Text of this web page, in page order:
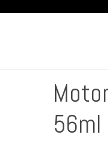
56ml